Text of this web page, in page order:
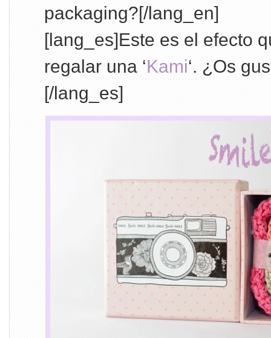
packaging?[/lang_en]
[lang_es]Este es el efecto
regalar una ‘Kami‘. ¿Os
[/lang_es]